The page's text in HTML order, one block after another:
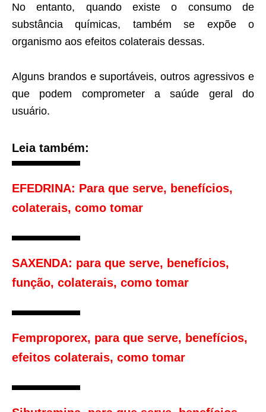
No entanto, quando existe o consumo de
substância químicas, também se expõe o
organismo aos efeitos colaterais dessas.
Alguns brandos e suportáveis, outros agressivos e
que podem comprometer a saúde geral do
usuário.
Leia também:
EFEDRINA: Para que serve, benefícios,
colaterais, como tomar
SAXENDA: para que serve, benefícios,
função, colaterais, como tomar
Femproporex, para que serve, benefícios,
efeitos colaterais, como tomar